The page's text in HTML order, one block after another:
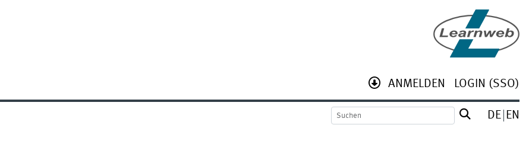
ANMELDEN LOGIN (SSO)
DE EN